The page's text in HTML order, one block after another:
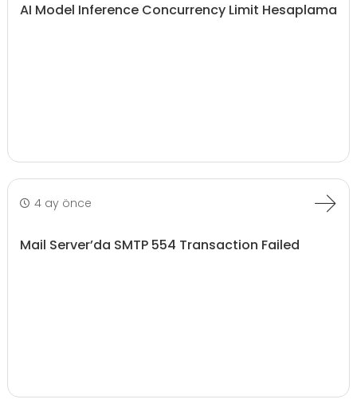
AI Model Inference Concurrency Limit Hesaplama
4 ay önce
Mail Server’da SMTP 554 Transaction Failed